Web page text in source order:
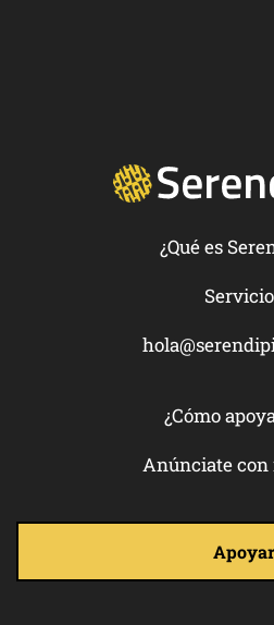
¿Qué es
¿Cómo
Anúnciate con
Apoyar